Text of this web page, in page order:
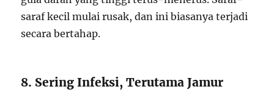
saraf kecil mulai rusak, dan ini biasanya terjadi
secara bertahap.
8. Sering Infeksi, Terutama Jamur